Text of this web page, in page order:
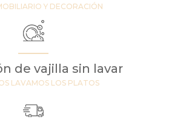
Y DECORACIÓN
de vajilla sin lavar
LAVAMOS LOS PLATOS